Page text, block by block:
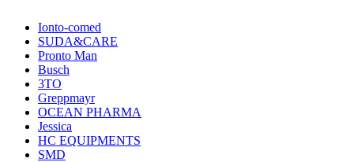
Ionto-comed
SUDA&CARE
Pronto Man
Busch
3TO
Greppmayr
OCEAN PHARMA
Jessica
HC EQUIPMENTS
SMD